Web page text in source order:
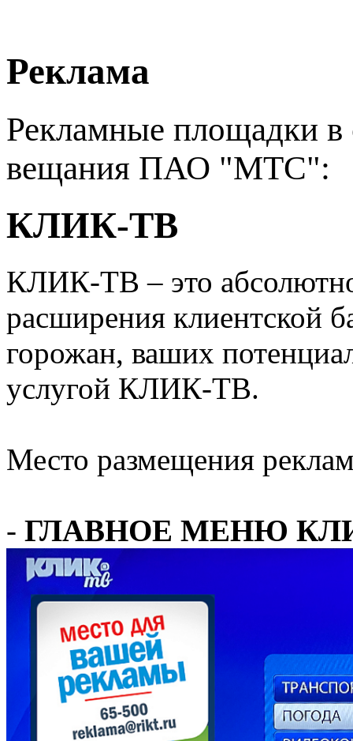
Реклама
Рекламные площадки в
вещания ПАО "МТС":
КЛИК-ТВ
КЛИК-ТВ – это
расширения клиентской
горожан, ваших
услугой КЛИК-ТВ.
Место размещения
- ГЛАВНОЕ МЕНЮ